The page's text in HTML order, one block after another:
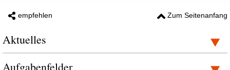
empfehlen Zum Seitenanfang
Aktuelles
Aufgabenfelder